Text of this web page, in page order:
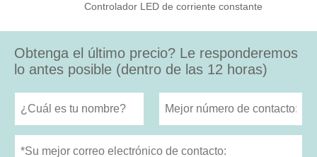
Controlador LED de corriente constante
Obtenga el último precio? Le responderemos
lo antes posible (dentro de las 12 horas)